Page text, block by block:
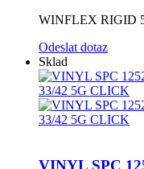
WINFLEX RIGID
Odeslat dotaz
Sklad
VINYL SPC